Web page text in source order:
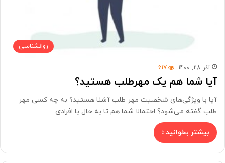
روانشناسی
آذر 28, 1400 617
آیا شما هم یک مهرطلب هستید؟
آیا با ویژگی‌های شخصیت مهر طلب آشنا هستید؟ به چه کسی مهر
طلب گفته می‌شود؟ احتمالا شما هم تا به حال با افرادی…
بیشتر بخوانید »